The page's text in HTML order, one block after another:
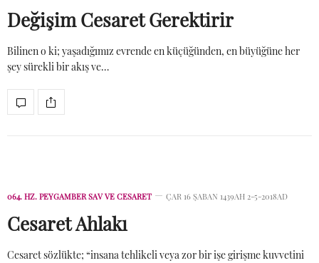
Değişim Cesaret Gerektirir
Bilinen o ki; yaşadığımız evrende en küçüğünden, en büyüğüne her
şey sürekli bir akış ve…
064. HZ. PEYGAMBER SAV VE CESARET ÇAR 16 ŞABAN 1439AH 2-5-2018AD
Cesaret Ahlakı
Cesaret sözlükte; “insana tehlikeli veya zor bir işe girişme kuvvetini